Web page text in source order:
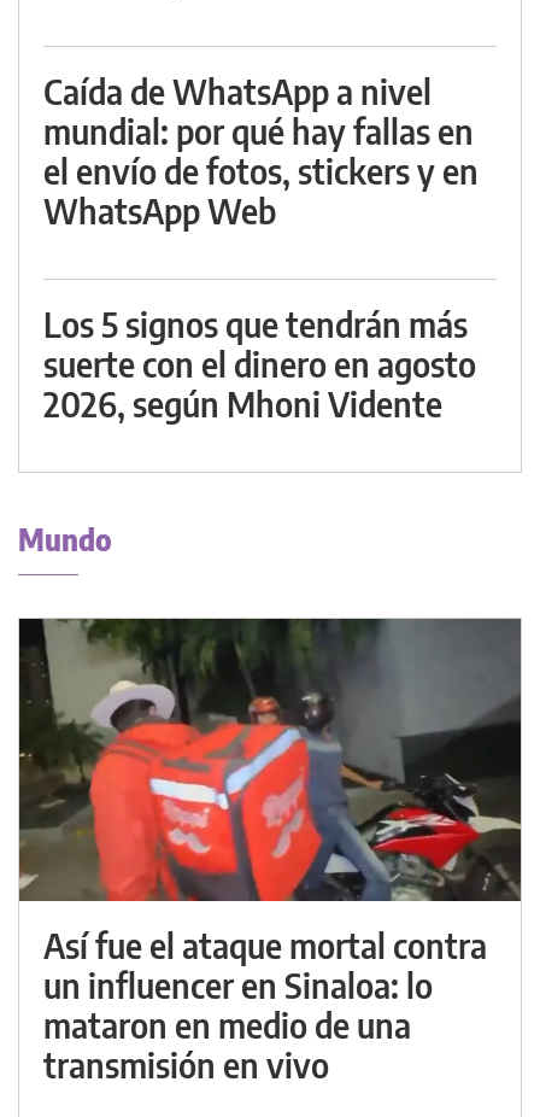
Caída de WhatsApp a nivel
mundial: por qué hay fallas en
el envío de fotos, stickers y en
WhatsApp Web
Los 5 signos que tendrán más
suerte con el dinero en agosto
2026, según Mhoni Vidente
Mundo
Así fue el ataque mortal contra
un influencer en Sinaloa: lo
mataron en medio de una
transmisión en vivo